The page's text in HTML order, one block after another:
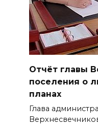
Отчёт главы
поселения о
планах
Глава